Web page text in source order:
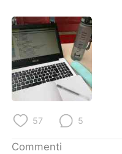
English
繁體中文
العربية
Deutsch
한국어
57 5
Commenti